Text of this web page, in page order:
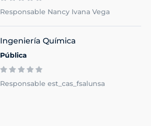
Responsable Nancy Ivana Vega
Ingeniería Química
Pública
Responsable est_cas_fsalunsa